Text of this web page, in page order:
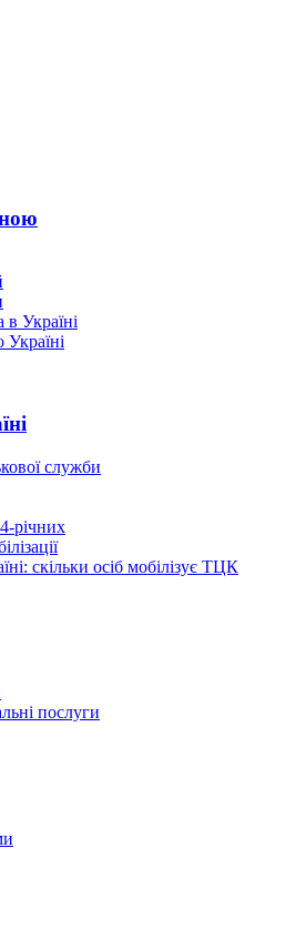
в Україні
служби
річних
скільки осіб мобілізує ТЦК
послуги